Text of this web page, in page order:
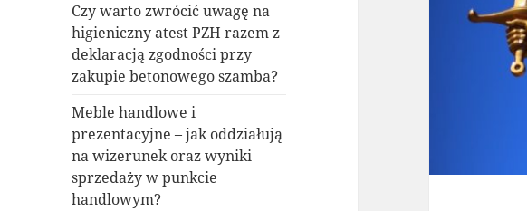
Czy warto zwrócić uwagę na
higieniczny atest PZH razem z
deklaracją zgodności przy
zakupie betonowego szamba?
Meble handlowe i
prezentacyjne – jak oddziałują
na wizerunek oraz wyniki
sprzedaży w punkcie
handlowym?